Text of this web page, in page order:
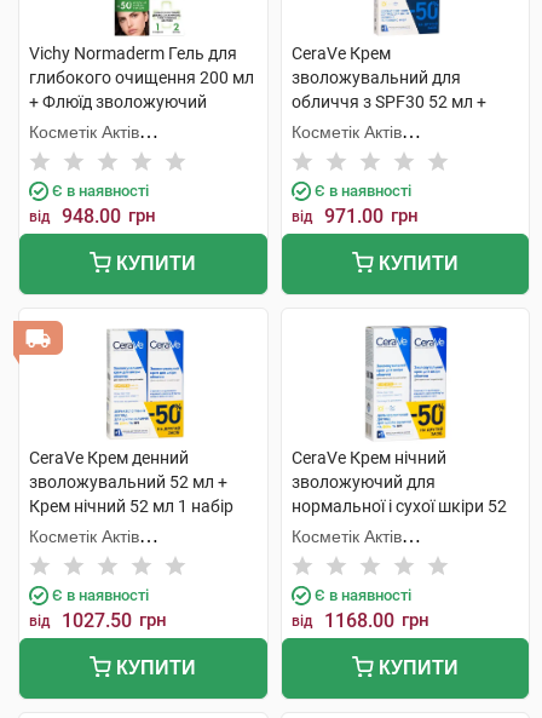
Vichy Normaderm Гель для
глибокого очищення 200 мл
+ Флюїд зволожуючий
подвійної дії 1 набір
Косметік Актів
Інтернаціональ
Є в наявності
від 948.00 грн
КУПИТИ
CeraVe Крем
зволожувальний для
обличчя з SPF30 52 мл +
Крем для шкіри навколо
очей 14 мл 1 набір
Косметік Актів
Інтернаціональ
Є в наявності
від 971.00 грн
КУПИТИ
CeraVe Крем денний
зволожувальний 52 мл +
Крем нічний 52 мл 1 набір
Косметік Актів
Інтернаціональ
Є в наявності
від 1027.50 грн
КУПИТИ
CeraVe Крем нічний
зволожуючий для
нормальної і сухої шкіри 52
мл + Крем денний SPF50 52
мл 1 набір
Косметік Актів
Інтернаціональ
Є в наявності
від 1168.00 грн
КУПИТИ